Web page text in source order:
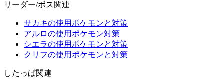
リーダー/ボス関連
サカキの使用ポケモンと対策
アルロの使用ポケモン対策
シエラの使用ポケモンと対策
クリフの使用ポケモンと対策
したっぱ関連